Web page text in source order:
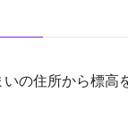
の住所から標高